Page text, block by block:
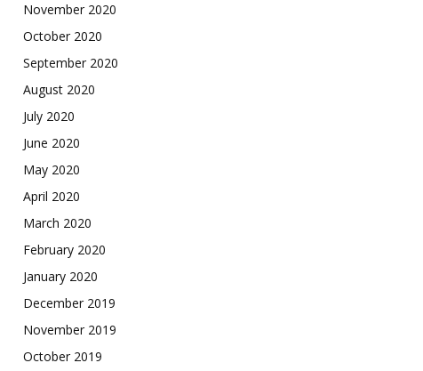
November 2020
October 2020
September 2020
August 2020
July 2020
June 2020
May 2020
April 2020
March 2020
February 2020
January 2020
December 2019
November 2019
October 2019